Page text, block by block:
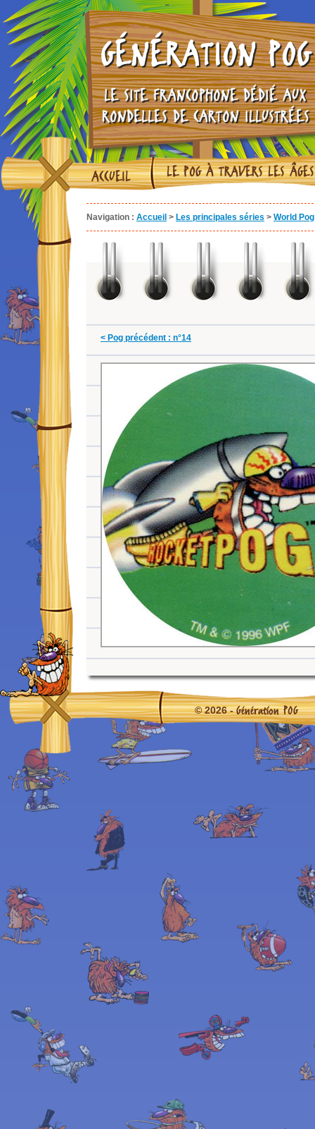
GÉNÉRATION POG
LE SITE FRANCOPHONE DÉDIÉ AUX
RONDELLES DE CARTON ILLUSTRÉES
ACCUEIL LE POG À TRAVERS LES ÂGES
Navigation : Accueil > Les principales séries > World
< Pog précédent : n°14
© 2026 -Génération POG